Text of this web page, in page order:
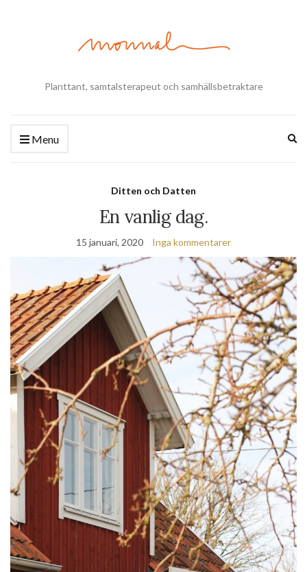
Planttant, samtalsterapeut och samhällsbetraktare
Menu
Ditten och Datten
En vanlig dag.
15 januari, 2020 Inga kommentarer